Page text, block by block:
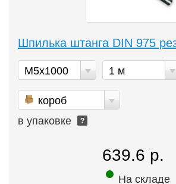
Шпилька штанга DIN 975
М5х1000 1 м
короб
в упаковке
?
639.6 р.
На складе